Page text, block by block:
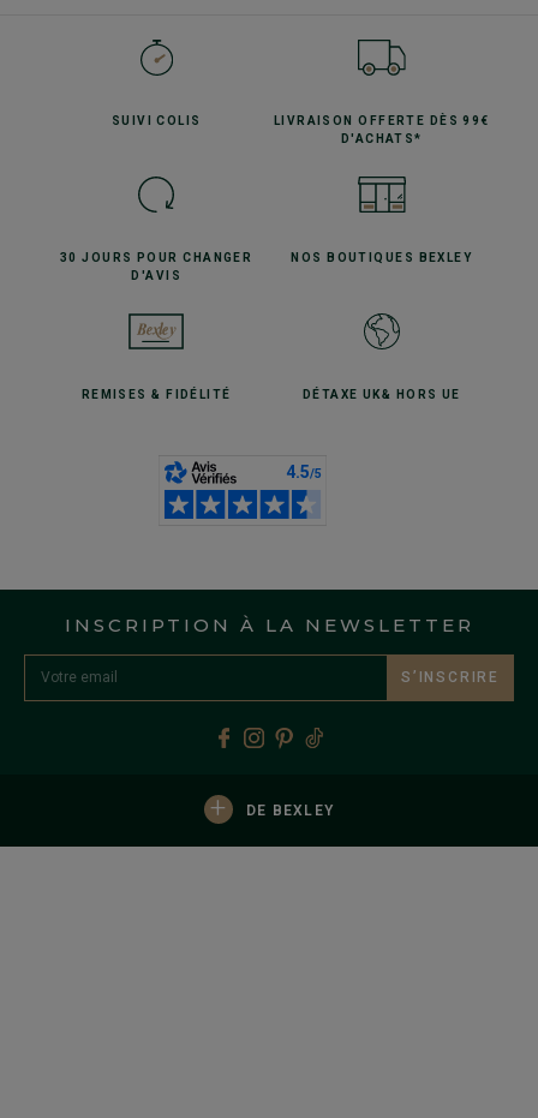
SUIVICOLIS LIVRAISON OFFERTE
DÈS 99€
D'ACHATS*
30 JOURS POURCHANGER
D'AVIS
NOS BOUTIQUES BEXLEY
REMISES& FIDÉLITÉ DÉTAXE UK& HORS UE
INSCRIPTION À LA NEWSLETTER
S’INSCRIRE
+ DE BEXLEY